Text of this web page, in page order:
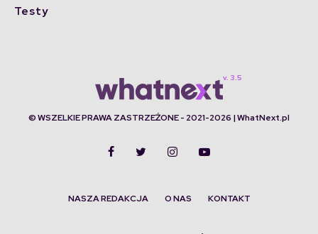
Testy
© WSZELKIE PRAWA ZASTRZEŻONE - 2021-2026 | WhatNext.pl
NASZA REDAKCJA O NAS KONTAKT